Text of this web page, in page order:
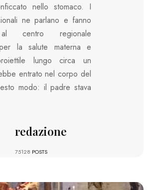
nello stomaco. I
ne parlano e fanno
al centro regionale
la salute materna e
lungo circa un
entrato nel corpo del
modo: il padre stava
redazione
75128 POSTS